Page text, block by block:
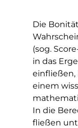
Die
(sog.
in das
einfließen,
einem
In die
fließen